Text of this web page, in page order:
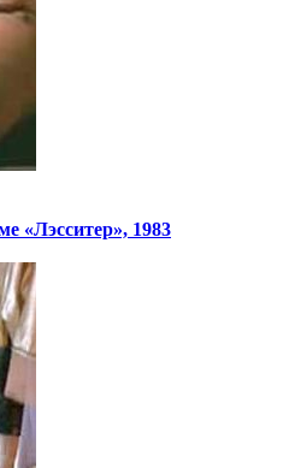
«Лэсситер», 1983